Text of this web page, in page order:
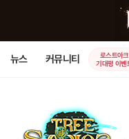
뉴스 커뮤니티
로스트아크
기대평 이벤